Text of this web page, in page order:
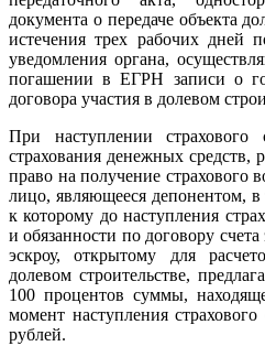
документа о передаче объекта
истечения трех рабочих дней
уведомления органа,
погашении в ЕГРН записи о
договора участия в долевом
При наступлении страхового
страхования денежных средств,
право на получение страхового
лицо, являющееся депонентом,
к которому до наступления
и обязанности по договору
эскроу, открытому для
долевом строительстве,
100 процентов суммы,
момент наступления
рублей.